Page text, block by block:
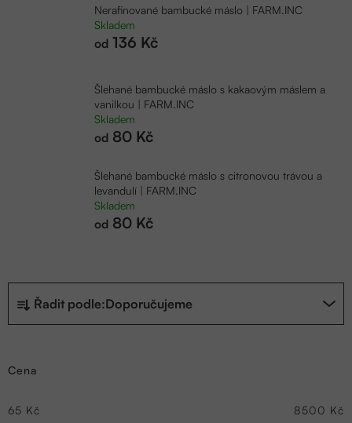
Nerafinované bambucké máslo | FARM.INC
Skladem
od 136 Kč
Šlehané bambucké máslo s kakaovým máslem a
vanilkou | FARM.INC
Skladem
od 80 Kč
Šlehané bambucké máslo s citronovou trávou a
levandulí | FARM.INC
Skladem
od 80 Kč
a
e
n
Řadit podle:Doporučujeme
Cena
65 Kč 8500 Kč